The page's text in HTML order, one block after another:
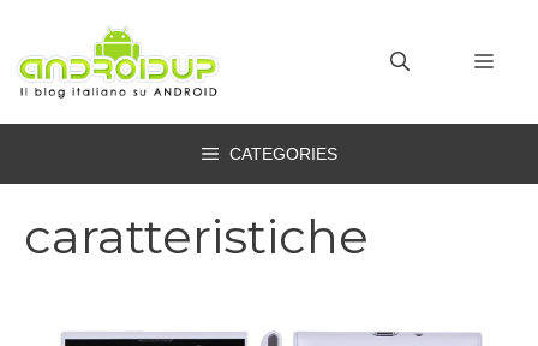
contenuto
CATEGORIES
caratteristiche